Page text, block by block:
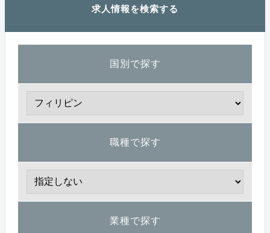
求人情報を検索する
国別で探す
職種で探す
業種で探す